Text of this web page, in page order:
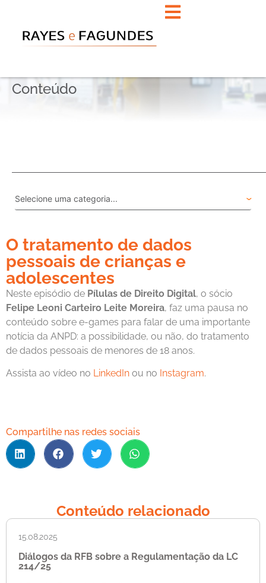
Conteúdo
O tratamento de dados
pessoais de crianças e
adolescentes
Neste episódio de Pílulas de Direito Digital, o sócio
Felipe Leoni Carteiro Leite Moreira, faz uma pausa no
conteúdo sobre e-games para falar de uma importante
notícia da ANPD: a possibilidade, ou não, do tratamento
de dados pessoais de menores de 18 anos.
Assista ao vídeo no LinkedIn ou no Instagram.
Compartilhe nas redes sociais
Conteúdo relacionado
15.08.2025
Diálogos da RFB sobre a Regulamentação da LC
214/25